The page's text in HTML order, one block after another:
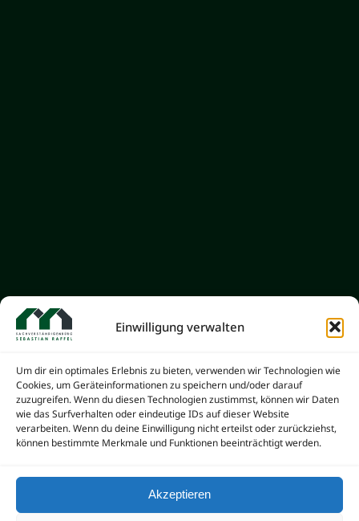
Einwilligung verwalten
Um dir ein optimales Erlebnis zu bieten, verwenden wir Technologien wie
Cookies, um Geräteinformationen zu speichern und/oder darauf
zuzugreifen. Wenn du diesen Technologien zustimmst, können wir Daten
wie das Surfverhalten oder eindeutige IDs auf dieser Website
verarbeiten. Wenn du deine Einwilligung nicht erteilst oder zurückziehst,
können bestimmte Merkmale und Funktionen beeinträchtigt werden.
Akzeptieren
ENERGIEAUSWEIS
Ein Muss bei Verkauf oder
Neuvermietung
Seit dem 1. Oktober 2009 wurde mit
derverschärften
Energieeinsparverordnung 2009 (EnEV),für